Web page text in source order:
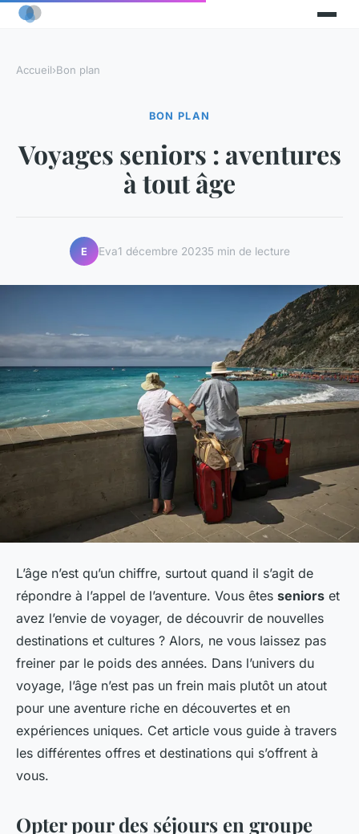
Accueil›Bon plan
BON PLAN
Voyages seniors : aventures
à tout âge
E Eva1 décembre 20235 min de lecture
L’âge n’est qu’un chiffre, surtout quand il s’agit de
répondre à l’appel de l’aventure. Vous êtes seniors et
avez l’envie de voyager, de découvrir de nouvelles
destinations et cultures ? Alors, ne vous laissez pas
freiner par le poids des années. Dans l’univers du
voyage, l’âge n’est pas un frein mais plutôt un atout
pour une aventure riche en découvertes et en
expériences uniques. Cet article vous guide à travers
les différentes offres et destinations qui s’offrent à
vous.
Opter pour des séjours en groupe